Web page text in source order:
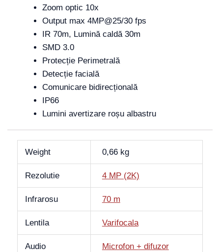
Zoom optic 10x
Output max 4MP@25/30 fps
IR 70m, Lumină caldă 30m
SMD 3.0
Protecție Perimetrală
Detecție facială
Comunicare bidirecțională
IP66
Lumini avertizare roșu albastru
Weight 0,66 kg
Rezolutie 4 MP (2K)
Infrarosu 70 m
Lentila Varifocala
Audio Microfon + difuzor